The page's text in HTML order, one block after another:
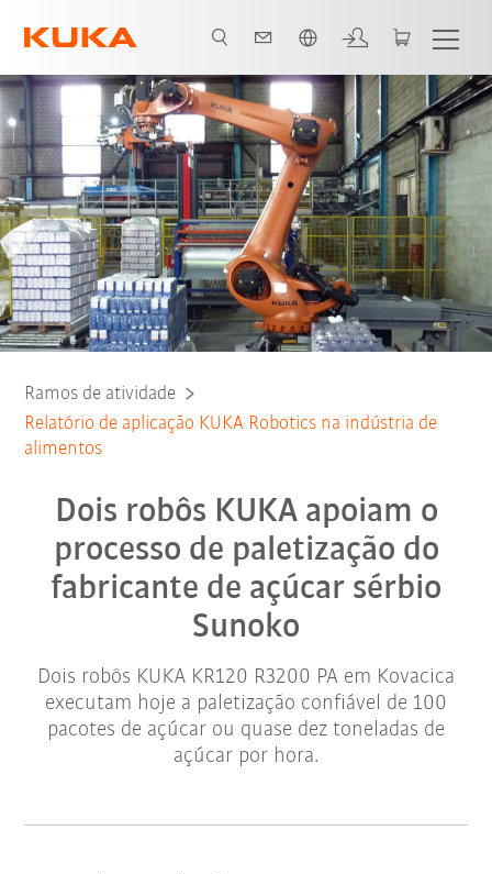
Todos os parceiros do sistema
Ramos de atividade
Relatório de aplicação KUKA Robotics na indústria de
alimentos
Dois robôs KUKA apoiam o
processo de paletização do
fabricante de açúcar sérbio
Sunoko
Dois robôs KUKA KR120 R3200 PA em Kovacica
executam hoje a paletização confiável de 100
pacotes de açúcar ou quase dez toneladas de
açúcar por hora.